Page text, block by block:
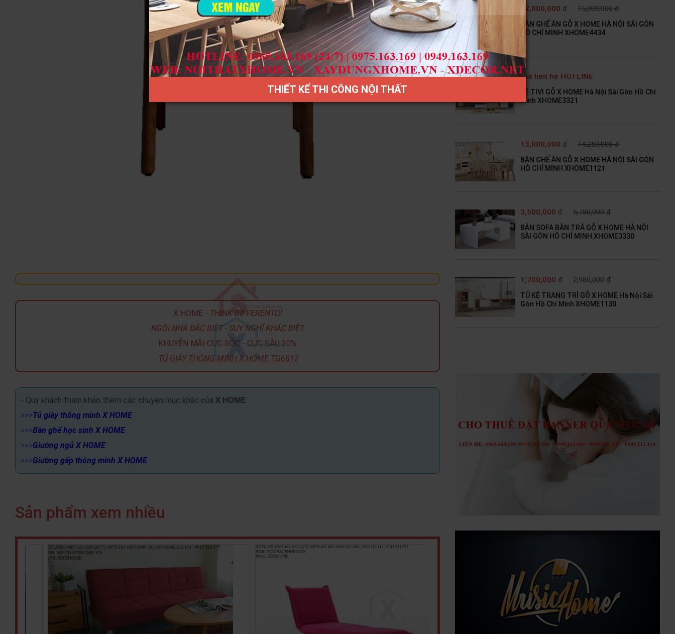
X HOME - THINK DIFFERENTLY
NGÔI NHÀ ĐẶC BIỆT - SUY NGHĨ KHÁC BIỆT
KHUYỄN MÃI CỰC SỐC - CỰC SÂU 30%
TỦ GIÀY THÔNG MINH X HOME TG6812
- Quý khách tham khảo thêm các chuyên mục khác của X HOME:
>>>Tủ giày thông minh X HOME
>>>Bàn ghế học sinh X HOME
>>>Giường ngủ X HOME
>>>Giường gấp thông minh X HOME
Sản phẩm xem nhiều
12,000,000 đ 15,000,000 đ
BÀN GHẾ ĂN GỖ X HOME HÀ NỘI SÀI GÒN
HỒ CHÍ MINH XHOME4434
Giá liên hệ HOTLINE
KỆ TIVI GỖ X HOME Hà Nội Sài Gòn Hồ Chí
Minh XHOME3321
13,000,000 đ 14,250,000 đ
BÀN GHẾ ĂN GỖ X HOME HÀ NỘI SÀI GÒN
HỒ CHÍ MINH XHOME1121
3,500,000 đ 5,780,000 đ
BÀN SOFA BÀN TRÀ GỖ X HOME HÀ NỘI
SÀI GÒN HỒ CHÍ MINH XHOME3330
1,700,000 đ 2,980,000 đ
TỦ KỆ TRANG TRÍ GỖ X HOME Hà Nội Sài
Gòn Hồ Chí Minh XHOME1130
THIẾT KẾ THI CÔNG NỘI THẤT